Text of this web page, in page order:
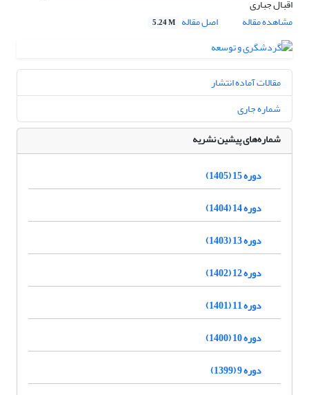
اقبال جباری
مشاهده مقاله
اصل مقاله 5.24 M
مقالات آماده انتشار
شماره جاری
شماره‌های پیشین نشریه
دوره 15 (1405)
دوره 14 (1404)
دوره 13 (1403)
دوره 12 (1402)
دوره 11 (1401)
دوره 10 (1400)
دوره 9 (1399)